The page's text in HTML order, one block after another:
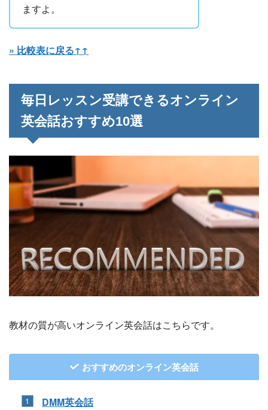
ますよ。
» 比較表に戻る↑↑
毎日レッスン受講できるオンライン
英会話おすすめ10選
教材の質が高いオンライン英会話はこちらです。
おすすめのオンライン英会話
DMM英会話